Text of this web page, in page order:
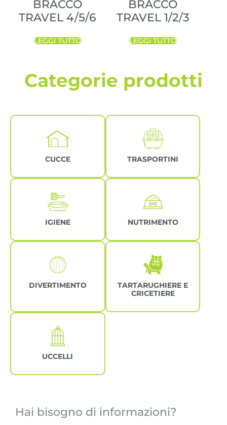
BRACCO
TRAVEL 4/5/6
LEGGI TUTTO
BRACCO
TRAVEL 1/2/3
LEGGI TUTTO
Categorie prodotti
CUCCE TRASPORTINI
IGIENE NUTRIMENTO
DIVERTIMENTO
TARTARUGHIERE E
CRICETIERE
UCCELLI
Hai bisogno di informazioni?